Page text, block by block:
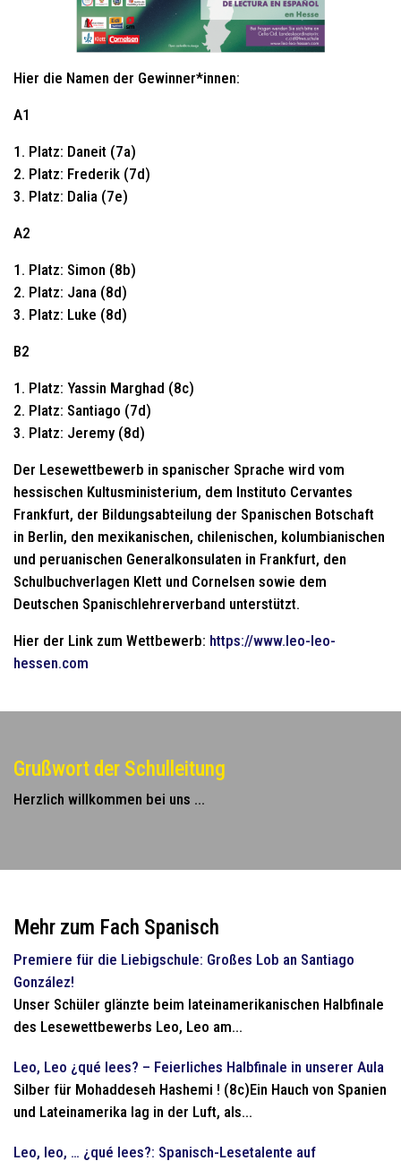
Hier die Namen der Gewinner*innen:
A1
1. Platz: Daneit (7a)
2. Platz: Frederik (7d)
3. Platz: Dalia (7e)
A2
1. Platz: Simon (8b)
2. Platz: Jana (8d)
3. Platz: Luke (8d)
B2
1. Platz: Yassin Marghad (8c)
2. Platz: Santiago (7d)
3. Platz: Jeremy (8d)
Der Lesewettbewerb in spanischer Sprache wird vom
hessischen Kultusministerium, dem Instituto Cervantes
Frankfurt, der Bildungsabteilung der Spanischen Botschaft
in Berlin, den mexikanischen, chilenischen, kolumbianischen
und peruanischen Generalkonsulaten in Frankfurt, den
Schulbuchverlagen Klett und Cornelsen sowie dem
Deutschen Spanischlehrerverband unterstützt.
Hier der Link zum Wettbewerb: https://www.leo-leo-
hessen.com
Grußwort der Schulleitung
Herzlich willkommen bei uns ...
Mehr zum Fach Spanisch
Premiere für die Liebigschule: Großes Lob an Santiago
González!
Unser Schüler glänzte beim lateinamerikanischen Halbfinale
des Lesewettbewerbs Leo, Leo am...
Leo, Leo ¿qué lees? – Feierliches Halbfinale in unserer Aula
Silber für Mohaddeseh Hashemi ! (8c)Ein Hauch von Spanien
und Lateinamerika lag in der Luft, als...
Leo, leo, … ¿qué lees?: Spanisch-Lesetalente auf